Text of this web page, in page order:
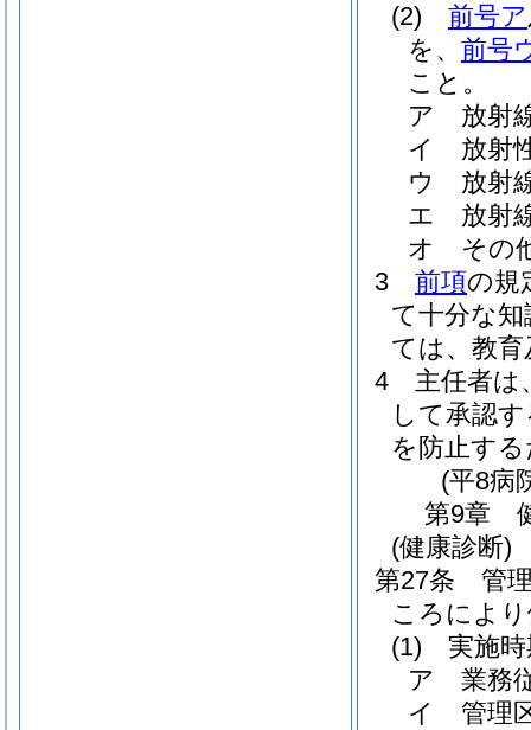
(2)
前号ア
を、 前号
こと。
ア
放射
イ
放射
ウ
放射
エ
放射
オ
その
3
前項の規
て十分な
ては、教
4
主任者は
して承認
を防止す
(平8病
第9章
(健康診断)
第27条
管
ころによ
(1)
実施
ア
業務
イ
管理